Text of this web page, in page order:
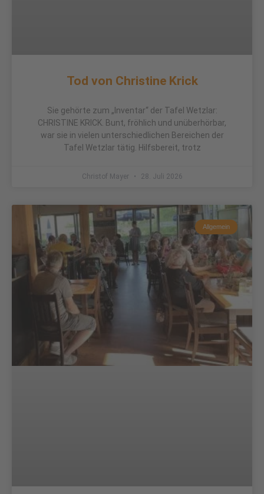
Tod von Christine Krick
Sie gehörte zum „Inventar“ der Tafel Wetzlar:
CHRISTINE KRICK. Bunt, fröhlich und unüberhörbar,
war sie in vielen unterschiedlichen Bereichen der
Tafel Wetzlar tätig. Hilfsbereit, trotz
Christof Mayer 28. Juli 2026
Allgemein